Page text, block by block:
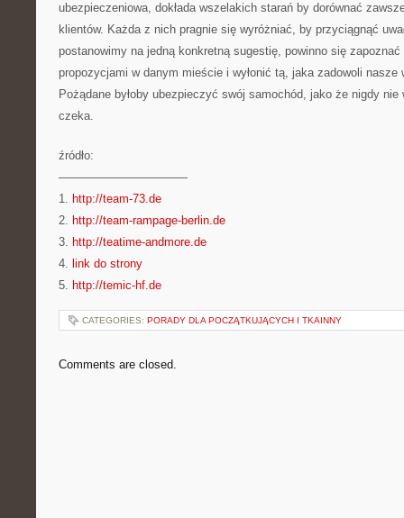
ubezpieczeniowa, dokłada wszelakich starań by dorównać
klientów. Każda z nich pragnie się wyróżniać, by przyciągnąć
postanowimy na jedną konkretną sugestię, powinno się
propozycjami w danym mieście i wyłonić tą, jaka zadowoli nasze
Pożądane byłoby ubezpieczyć swój samochód, jako że nigdy
czeka.
źródło:
———————————
1. http://team-73.de
2. http://team-rampage-berlin.de
3. http://teatime-andmore.de
4. link do strony
5. http://temic-hf.de
CATEGORIES: PORADY DLA POCZĄTKUJĄCYCH I TKAINNY
Comments are closed.